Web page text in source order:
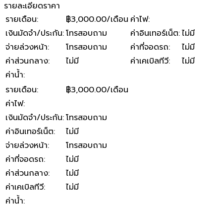
รายละเอียดราคา
รายเดือน: ฿3,000.00/เดือน ค่าไฟ:
เงินมัดจำ/ประกัน:โทรสอบถาม ค่าอินเทอร์เน็ต:ไม่มี
จ่ายล่วงหน้า: โทรสอบถาม ค่าที่จอดรถ:
ไม่มี
ค่าส่วนกลาง: ไม่มี ค่าเคเบิลทีวี:
ไม่มี
ค่าน้ำ:
รายเดือน:
฿3,000.00/เดือน
ค่าไฟ:
เงินมัดจำ/ประกัน:โทรสอบถาม
ค่าอินเทอร์เน็ต:
ไม่มี
จ่ายล่วงหน้า:
โทรสอบถาม
ค่าที่จอดรถ:
ไม่มี
ค่าส่วนกลาง:
ไม่มี
ค่าเคเบิลทีวี:
ไม่มี
ค่าน้ำ: